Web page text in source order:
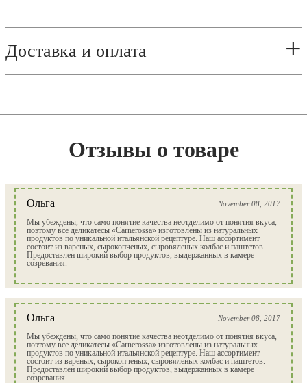
Доставка и оплата
Отзывы о товаре
Ольга November 08, 2017
Мы убеждены, что само понятие качества неотделимо от понятия вкуса,
поэтому все деликатесы «Carnerossa» изготовлены из натуральных
продуктов по уникальной итальянской рецептуре. Наш ассортимент
состоит из вареных, сырокопченых, сыровяленых колбас и паштетов.
Предоставлен широкий выбор продуктов, выдержанных в камере
созревания.
Ольга November 08, 2017
Мы убеждены, что само понятие качества неотделимо от понятия вкуса,
поэтому все деликатесы «Carnerossa» изготовлены из натуральных
продуктов по уникальной итальянской рецептуре. Наш ассортимент
состоит из вареных, сырокопченых, сыровяленых колбас и паштетов.
Предоставлен широкий выбор продуктов, выдержанных в камере
созревания.